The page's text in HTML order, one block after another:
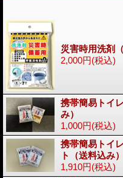
災害時用洗剤
2,000円(税込)
携帯簡易トイ
み）
1,000円(税込)
携帯簡易トイ
ト（送料込み）
1,910円(税込)